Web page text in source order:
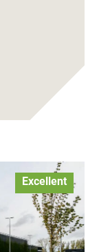
Excellent